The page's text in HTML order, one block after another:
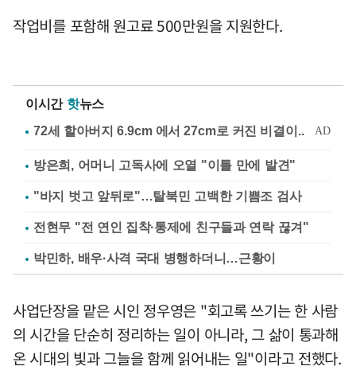
작업비를 포함해 원고료 500만원을 지원한다.
이시간 핫뉴스
방은희, 어머니 고독사에 오열 "이틀 만에 발견"
"바지 벗고 앞뒤로"…탈북민 고백한 기쁨조 검사
전현무 "전 연인 집착·통제에 친구들과 연락 끊겨"
박민하, 배우·사격 국대 병행하더니…근황이
사업단장을 맡은 시인 정우영은 "회고록 쓰기는 한 사람
의 시간을 단순히 정리하는 일이 아니라, 그 삶이 통과해
온 시대의 빛과 그늘을 함께 읽어내는 일"이라고 전했다.